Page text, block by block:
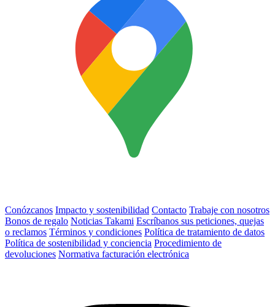
Conózcanos Impacto y sostenibilidad Contacto Trabaje con nosotros
Bonos de regalo Noticias Takami Escríbanos sus peticiones, quejas
o reclamos Términos y condiciones Política de tratamiento de datos
Política de sostenibilidad y conciencia Procedimiento de
devoluciones Normativa facturación electrónica